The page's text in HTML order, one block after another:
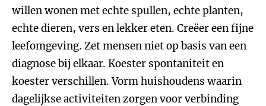
willen wonen met echte spullen, echte planten,
echte dieren, vers en lekker eten. Creëer een fijne
leefomgeving. Zet mensen niet op basis van een
diagnose bij elkaar. Koester spontaniteit en
koester verschillen. Vorm huishoudens waarin
dagelijkse activiteiten zorgen voor verbinding